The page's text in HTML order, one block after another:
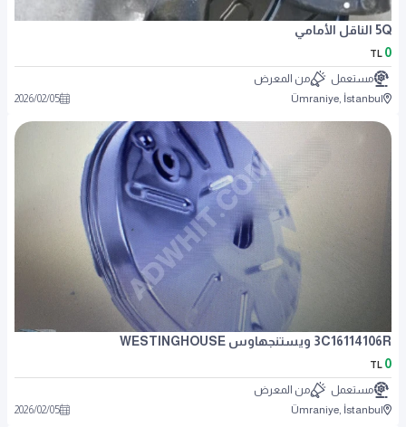
5Q الناقل الأمامي
0
TL
مستعمل
من المعرض
Ümraniye, İstanbul
2026/02/05
3C16114106R ويستنجهاوس WESTINGHOUSE
0
TL
مستعمل
من المعرض
Ümraniye, İstanbul
2026/02/05